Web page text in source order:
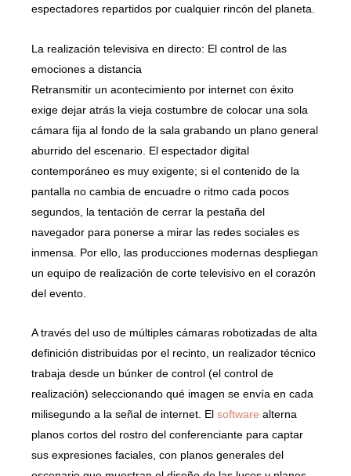
espectadores repartidos por cualquier rincón del planeta.
La realización televisiva en directo: El control de las
emociones a distancia
Retransmitir un acontecimiento por internet con éxito
exige dejar atrás la vieja costumbre de colocar una sola
cámara fija al fondo de la sala grabando un plano general
aburrido del escenario. El espectador digital
contemporáneo es muy exigente; si el contenido de la
pantalla no cambia de encuadre o ritmo cada pocos
segundos, la tentación de cerrar la pestaña del
navegador para ponerse a mirar las redes sociales es
inmensa. Por ello, las producciones modernas despliegan
un equipo de realización de corte televisivo en el corazón
del evento.
A través del uso de múltiples cámaras robotizadas de alta
definición distribuidas por el recinto, un realizador técnico
trabaja desde un búnker de control (el control de
realización) seleccionando qué imagen se envía en cada
milisegundo a la señal de internet. El software alterna
planos cortos del rostro del conferenciante para captar
sus expresiones faciales, con planos generales del